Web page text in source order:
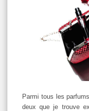
Parmi tous les
deux que je trouve